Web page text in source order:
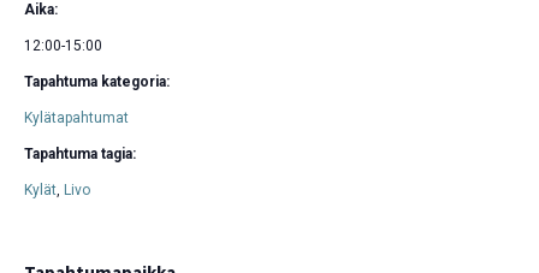
Aika:
12:00-15:00
Tapahtuma kategoria:
Kylätapahtumat
Tapahtuma tagia:
Kylät, Livo